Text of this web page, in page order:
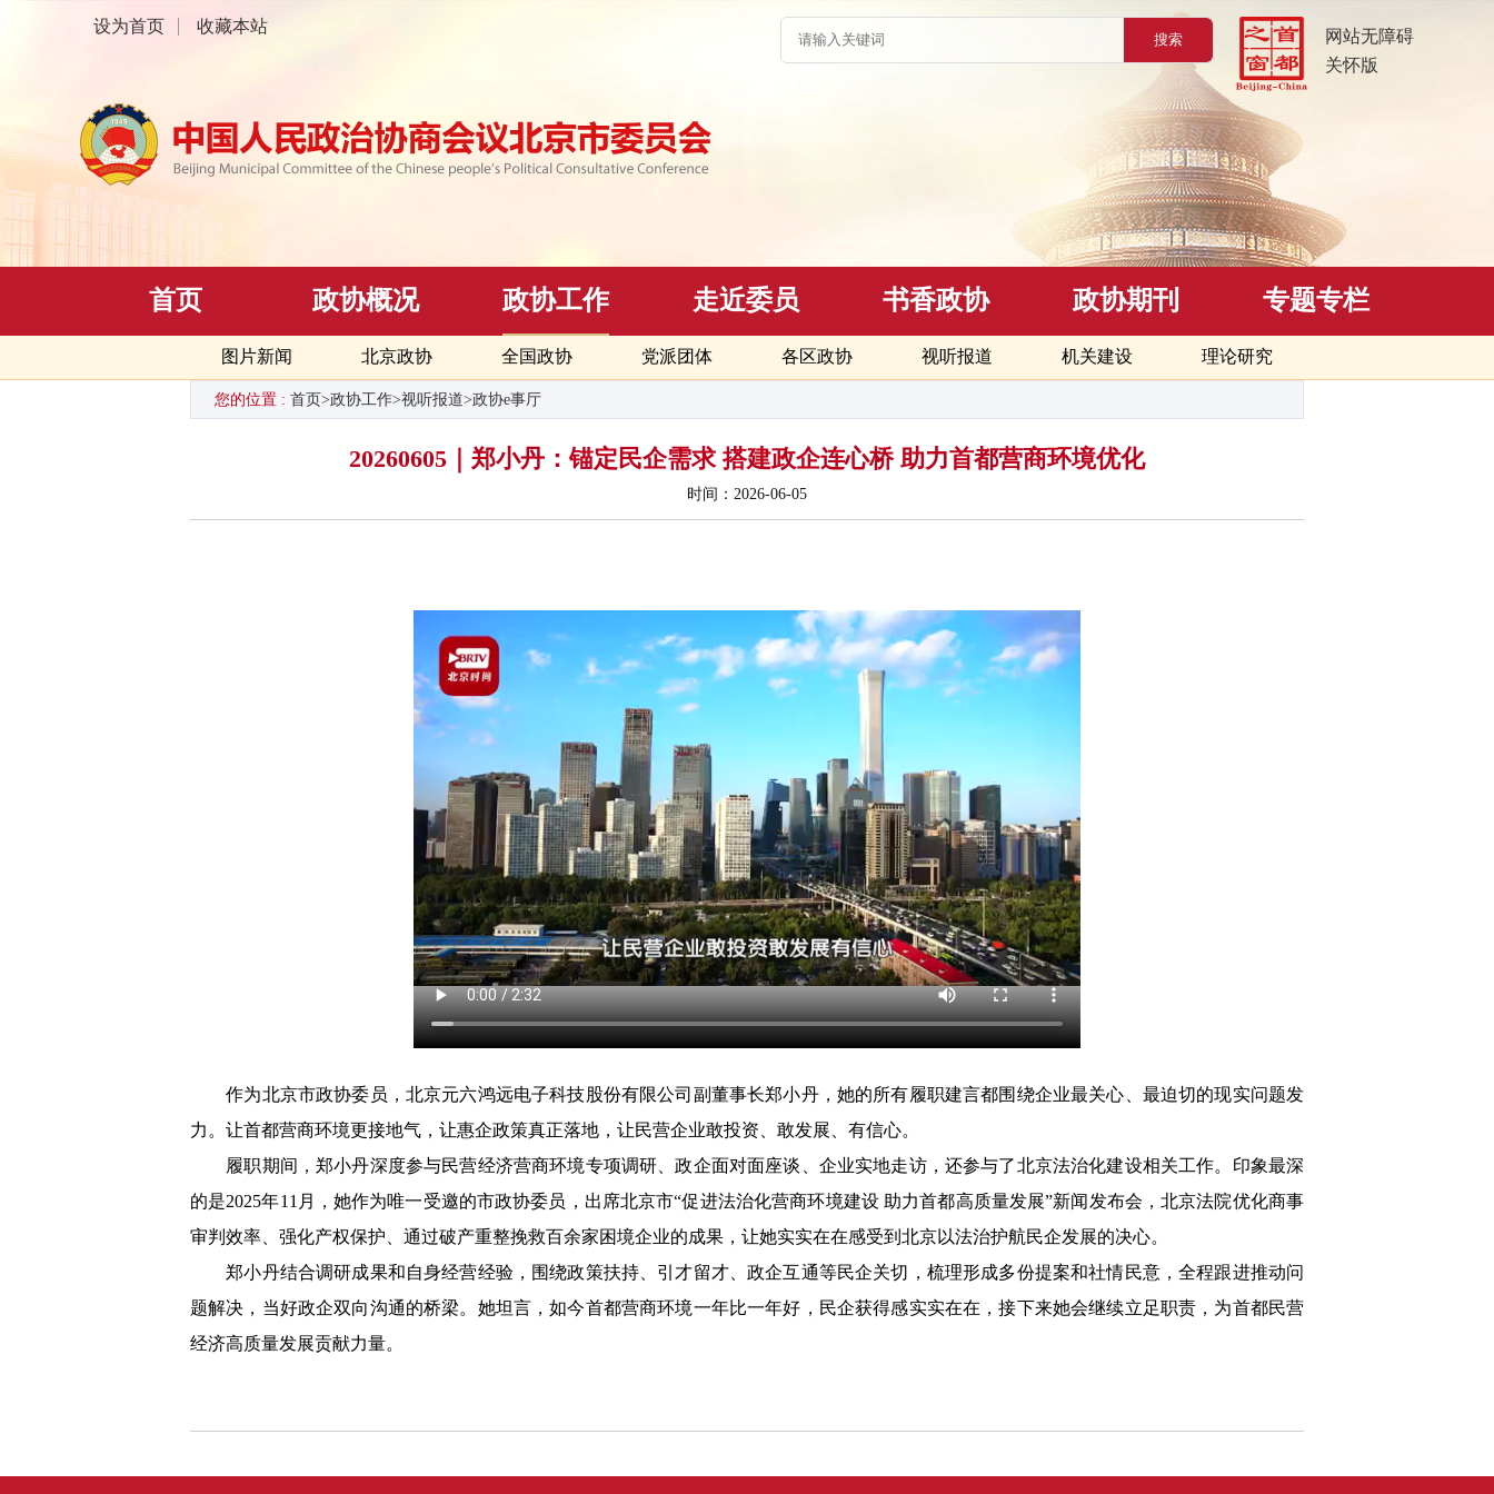
网站无障碍
关怀版
设为首页 收藏本站
首页 政协概况 政协工作
图片新闻 北京政协 全国政协 党派团体 各区政协 视听报道 机关建设 理论研究
走近委员 书香政协 政协期刊 专题专栏
您的位置 : 首页>政协工作>视听报道>政协e事厅
20260605｜郑小丹：锚定民企需求 搭建政企连心桥 助力首都营商环境优化
时间：2026-06-05
作为北京市政协委员，北京元六鸿远电子科技股份有限公司副董事长郑小丹，她的所有履职建言都围绕企业最关心、最迫切的现实问题发
力。让首都营商环境更接地气，让惠企政策真正落地，让民营企业敢投资、敢发展、有信心。
履职期间，郑小丹深度参与民营经济营商环境专项调研、政企面对面座谈、企业实地走访，还参与了北京法治化建设相关工作。印象最深
的是2025年11月，她作为唯一受邀的市政协委员，出席北京市“促进法治化营商环境建设 助力首都高质量发展”新闻发布会，北京法院优化商事
审判效率、强化产权保护、通过破产重整挽救百余家困境企业的成果，让她实实在在感受到北京以法治护航民企发展的决心。
郑小丹结合调研成果和自身经营经验，围绕政策扶持、引才留才、政企互通等民企关切，梳理形成多份提案和社情民意，全程跟进推动问
题解决，当好政企双向沟通的桥梁。她坦言，如今首都营商环境一年比一年好，民企获得感实实在在，接下来她会继续立足职责，为首都民营
经济高质量发展贡献力量。